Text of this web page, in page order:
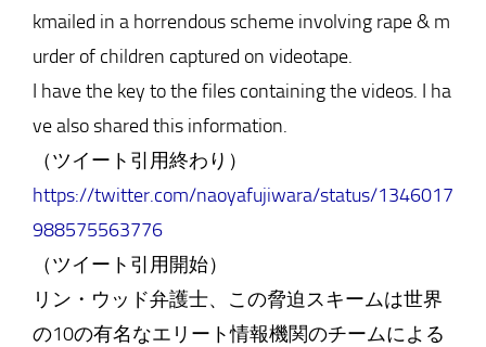
kmailed in a horrendous scheme involving rape & m
urder of children captured on videotape.
I have the key to the files containing the videos. I ha
ve also shared this information.
（ツイート引用終わり）
https://twitter.com/naoyafujiwara/status/1346017
988575563776
（ツイート引用開始）
リン・ウッド弁護士、この脅迫スキームは世界
の10の有名なエリート情報機関のチームによる